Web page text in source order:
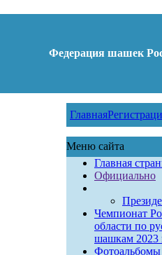
Федерация шашек
Главная
Меню сайта
Главная
Официально
Чемпионат
области по
шашкам 2023
Фотоальбомы